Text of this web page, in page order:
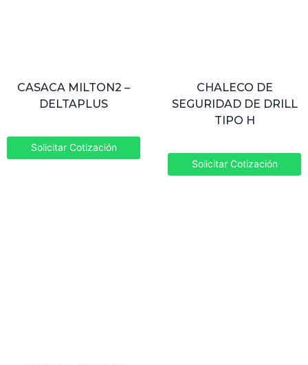
CASACA MILTON2 –
DELTAPLUS
Solicitar Cotización
CHALECO DE
SEGURIDAD DE DRILL
TIPO H
Solicitar Cotización